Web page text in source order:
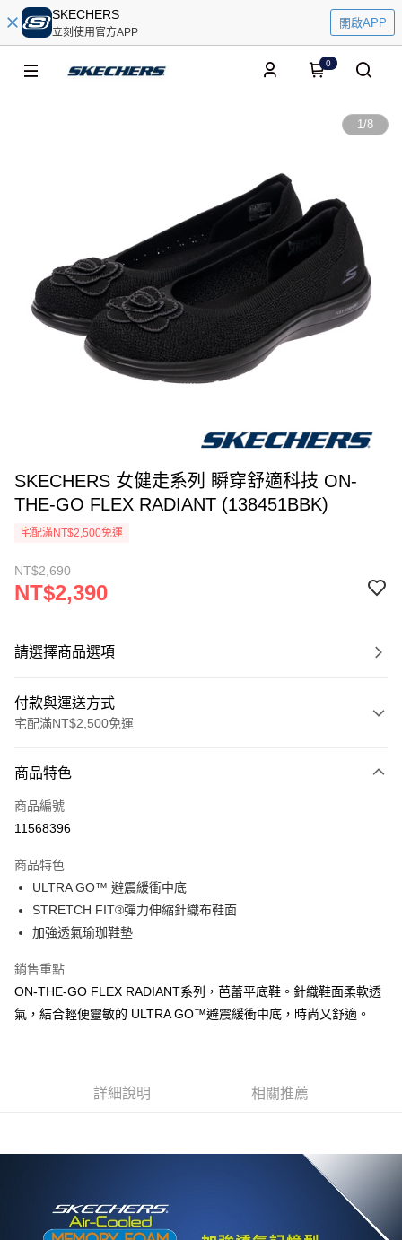
SKECHERS
立刻使用官方APP
開啟APP
0
1/8
SKECHERS 女健走系列 瞬穿舒適科技 ON-
THE-GO FLEX RADIANT (138451BBK)
宅配滿NT$2,500免運
NT$2,690
NT$2,390
請選擇商品選項
付款與運送方式
宅配滿NT$2,500免運
信用卡一次付款
LINE Pay
相關說明
【大哥付你分期使用說明】
1.本服務由台灣大哥大提供，台灣大哥大用戶可立即使用無須另外申請。
2.付款方式選擇「大哥付你分期」，訂單成立後會自動跳轉到大哥付的交易
流程，驗證手機門號後，選擇欲分期的期數、繳款截止日，確認付款後即完
3.實際核准額度、可分期數及費用金額請依後續交易確認頁面所載為準。
4.訂單成立30分鐘內，如未前往確認交易或遇審核未通過，訂單將自動取
消。如遇「轉專審核」未通過狀況，表示未達大哥付你分期系統評分，恕無
法說明評估內容。
2.透過簡訊連結打開帳單後，可選擇「超商條碼／台灣大直營門市／銀行轉
帳／街口支付／iPASS MONEY」等通路繳費。
用戶於交易時，得透過本服務購買商品或服務，並由商店將買賣／分期付款
2.基於同意付款使用「大哥付你分期」之契約關係目的，商店將以您的個人
資料（包含姓名、電話或地址）提供予台灣大哥大進項蒐集、處理及利用，
由本公司與您本人進行分期帳單所需資料之確認、核對及更正。
ATM付款
宅配
商品特色
商品編號
11568396
商品特色
ULTRA GO™ 避震緩衝中底
STRETCH FIT®彈力伸縮針織布鞋面
加強透氣瑜珈鞋墊
銷售重點
ON-THE-GO FLEX RADIANT系列，芭蕾平底鞋。針織鞋面柔軟透
氣，結合輕便靈敏的 ULTRA GO™避震緩衝中底，時尚又舒適。
詳細說明 相關推薦